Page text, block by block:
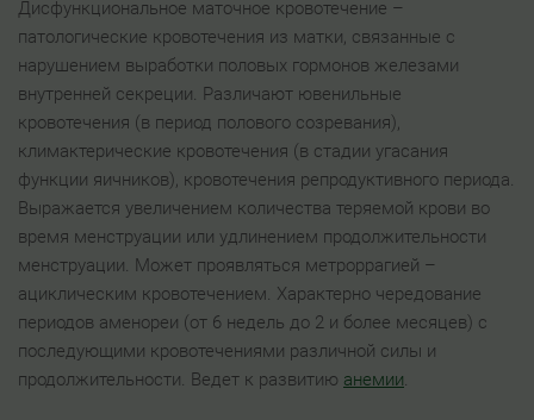
Дисфункциональное маточное кровотечение –
патологические кровотечения из матки, связанные с
нарушением выработки половых гормонов железами
внутренней секреции. Различают ювенильные
кровотечения (в период полового созревания),
климактерические кровотечения (в стадии угасания
функции яичников), кровотечения репродуктивного периода.
Выражается увеличением количества теряемой крови во
время менструации или удлинением продолжительности
менструации. Может проявляться метроррагией –
ациклическим кровотечением. Характерно чередование
периодов аменореи (от 6 недель до 2 и более месяцев) с
последующими кровотечениями различной силы и
продолжительности. Ведет к развитию анемии.